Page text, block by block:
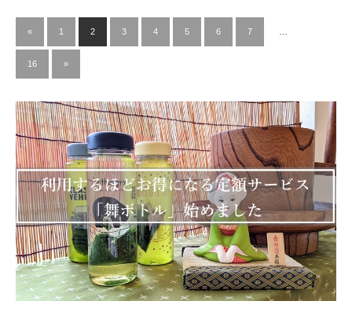
« 1 2 3 4 5 6 7
16 »